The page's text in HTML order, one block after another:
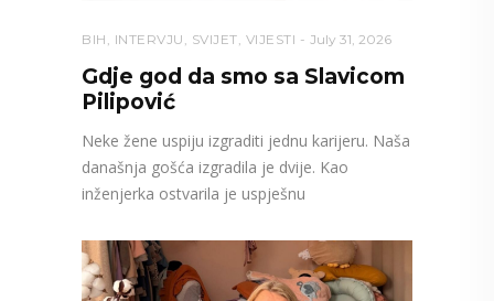
BIH , INTERVJU , SVIJET, VIJESTI July 31, 2026
Gdje god da smo sa Slavicom
Pilipović
Neke žene uspiju izgraditi jednu karijeru. Naša
današnja gošća izgradila je dvije. Kao
inženjerka ostvarila je uspješnu